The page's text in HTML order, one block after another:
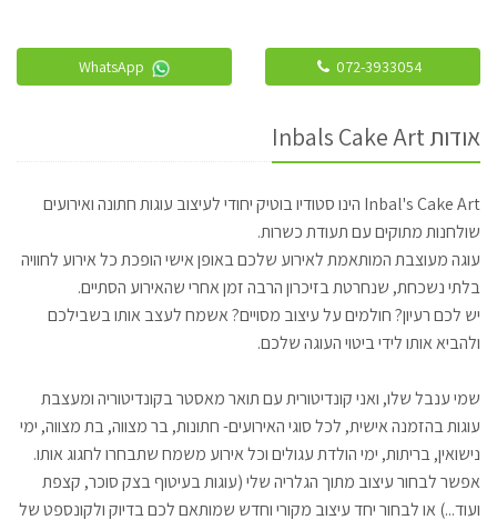
072-3933054
אודות Inbals Cake Art
Inbal's Cake Art הינו סטודיו בוטיק יחודי לעיצוב עוגות חתונה ואירועים
שולחנות מתוקים עם תעודת כשרות.
עוגה מעוצבת המותאמת לאירוע שלכם באופן אישי הופכת כל אירוע לחוויה
בלתי נשכחת, שנחרטת בזיכרון הרבה זמן אחרי שהאירוע הסתיים.
יש לכם רעיון? חולמים על עיצוב מסויים? אשמח לעצב אותו בשבילכם
ולהביא אותו לידי ביטוי העוגה שלכם.
שמי ענבל שלו, ואני קונדיטורית עם תואר מאסטר בקונדיטוריה ומעצבת
עוגות בהזמנה אישית, לכל סוגי האירועים- חתונות, בר מצווה, בת מצווה, ימי
נישואין, בריתות, ימי הולדת עגולים וכל אירוע משמח שתבחרו לחגוג אותו.
אפשר לבחור עיצוב מתוך הגלריה שלי (עוגות בעיטוף בצק סוכר, קצפת
ועוד...) או לבחור יחד עיצוב מקורי וחדש שמותאם לכם בדיוק ולקונספט של